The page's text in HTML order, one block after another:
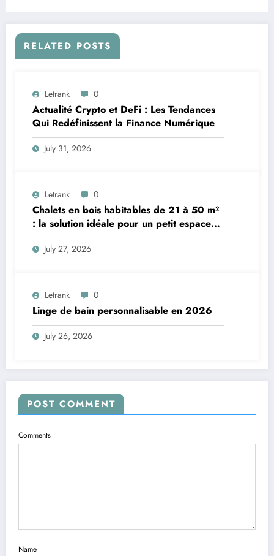
RELATED POSTS
Letrank 0
Actualité Crypto et DeFi : Les Tendances
Qui Redéfinissent la Finance Numérique
July 31, 2026
Letrank 0
Chalets en bois habitables de 21 à 50 m²
: la solution idéale pour un petit espace
de vie
July 27, 2026
Letrank 0
Linge de bain personnalisable en 2026
July 26, 2026
POST COMMENT
Comments
Name